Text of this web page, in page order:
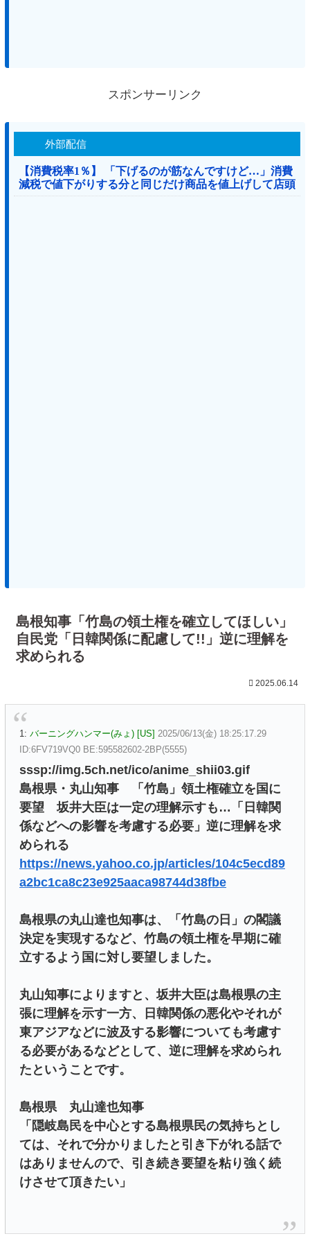
スポンサーリンク
外部配信
【消費税率1％】 「下げるのが筋なんですけど…」消費
減税で値下がりする分と同じだけ商品を値上げして店頭
価格を変えない店も
島根知事「竹島の領土権を確立してほしい」
自民党「日韓関係に配慮して!!」逆に理解を
求められる
2025.06.14
1: バーニングハンマー(みょ) [US] 2025/06/13(金) 18:25:17.29
ID:6FV719VQ0 BE:595582602-2BP(5555)
sssp://img.5ch.net/ico/anime_shii03.gif
島根県・丸山知事 「竹島」領土権確立を国に
要望 坂井大臣は一定の理解示すも…「日韓関
係などへの影響を考慮する必要」逆に理解を求
められる
https://news.yahoo.co.jp/articles/104c5ecd89
a2bc1ca8c23e925aaca98744d38fbe
島根県の丸山達也知事は、「竹島の日」の閣議
決定を実現するなど、竹島の領土権を早期に確
立するよう国に対し要望しました。
丸山知事によりますと、坂井大臣は島根県の主
張に理解を示す一方、日韓関係の悪化やそれが
東アジアなどに波及する影響についても考慮す
る必要があるなどとして、逆に理解を求められ
たということです。
島根県 丸山達也知事
「隠岐島民を中心とする島根県民の気持ちとし
ては、それで分かりましたと引き下がれる話で
はありませんので、引き続き要望を粘り強く続
けさせて頂きたい」